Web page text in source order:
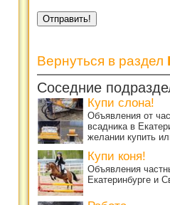
Вернуться в раздел
Соседние
Купи слона!
Объявления от
всадника в
желании купить
Купи коня!
Объявления
Екатеринбурге и